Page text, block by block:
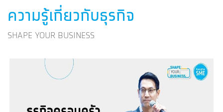
ความรู้เกี่ยวกับธุรกิจ
SME Focus Magazine
ค้นหาจุดบริการ
ความรู้เกี่ยวกับธุรกิจ
SHAPE YOUR BUSINESS